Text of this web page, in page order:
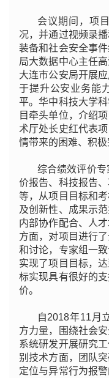
会议期间，项
况，并通过视频录
装备和社会安全事
局大数据中心主任
大连市公安局开展
于提升公安业务能
平。华中科技大学
目牵头单位，介绍
术厅处长史红代表
情带来的困难、积极
综合绩效评价
价报告、科技报告
等，从项目目标和
及创新性、成果示
内部协作配合、人
方面，对项目进行
和讨论，专家组一
实现了项目目标，
标实现具有很好的
价。
自2018年11月
方力量，围绕社会
系统研发开展研究
别技术方面，团队
定位与异常行为报